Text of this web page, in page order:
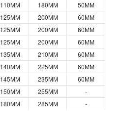
110MM 180MM
50MM
125MM 200MM
60MM
125MM 200MM
60MM
125MM 200MM
60MM
135MM 210MM
60MM
140MM 225MM
60MM
145MM 235MM
60MM
150MM 255MM
-
180MM 285MM -